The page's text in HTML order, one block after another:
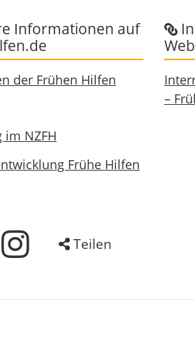
Informationen auf
der Frühen Hilfen
im NZFH
Frühe Hilfen
–
Teilen